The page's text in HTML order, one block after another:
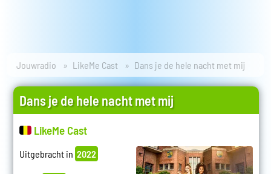
Jouwradio LikeMe Cast Dans je de hele nacht met mij
Dans je de hele nacht met mij
LikeMe Cast
Uitgebracht in 2022